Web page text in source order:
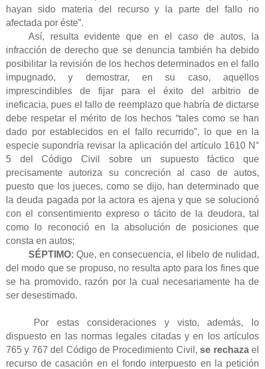
hayan sido materia del recurso y la parte del fallo no
afectada por éste”.
Así, resulta evidente que en el caso de autos, la
infracción de derecho que se denuncia también ha debido
posibilitar la revisión de los hechos determinados en el fallo
impugnado, y demostrar, en su caso, aquellos
imprescindibles de fijar para el éxito del arbitrio de
ineficacia, pues el fallo de reemplazo que habría de dictarse
debe respetar el mérito de los hechos “tales como se han
dado por establecidos en el fallo recurrido”, lo que en la
especie supondría revisar la aplicación del artículo 1610 N°
5 del Código Civil sobre un supuesto fáctico que
precisamente autoriza su concreción al caso de autos,
puesto que los jueces, como se dijo, han determinado que
la deuda pagada por la actora es ajena y que se solucionó
con el consentimiento expreso o tácito de la deudora, tal
como lo reconoció en la absolución de posiciones que
consta en autos;
SÉPTIMO: Que, en consecuencia, el libelo de nulidad,
del modo que se propuso, no resulta apto para los fines que
se ha promovido, razón por la cual necesariamente ha de
ser desestimado.
Por estas consideraciones y visto, además, lo
dispuesto en las normas legales citadas y en los artículos
765 y 767 del Código de Procedimiento Civil,se rechazael
recurso de casación en el fondo interpuesto en la petición